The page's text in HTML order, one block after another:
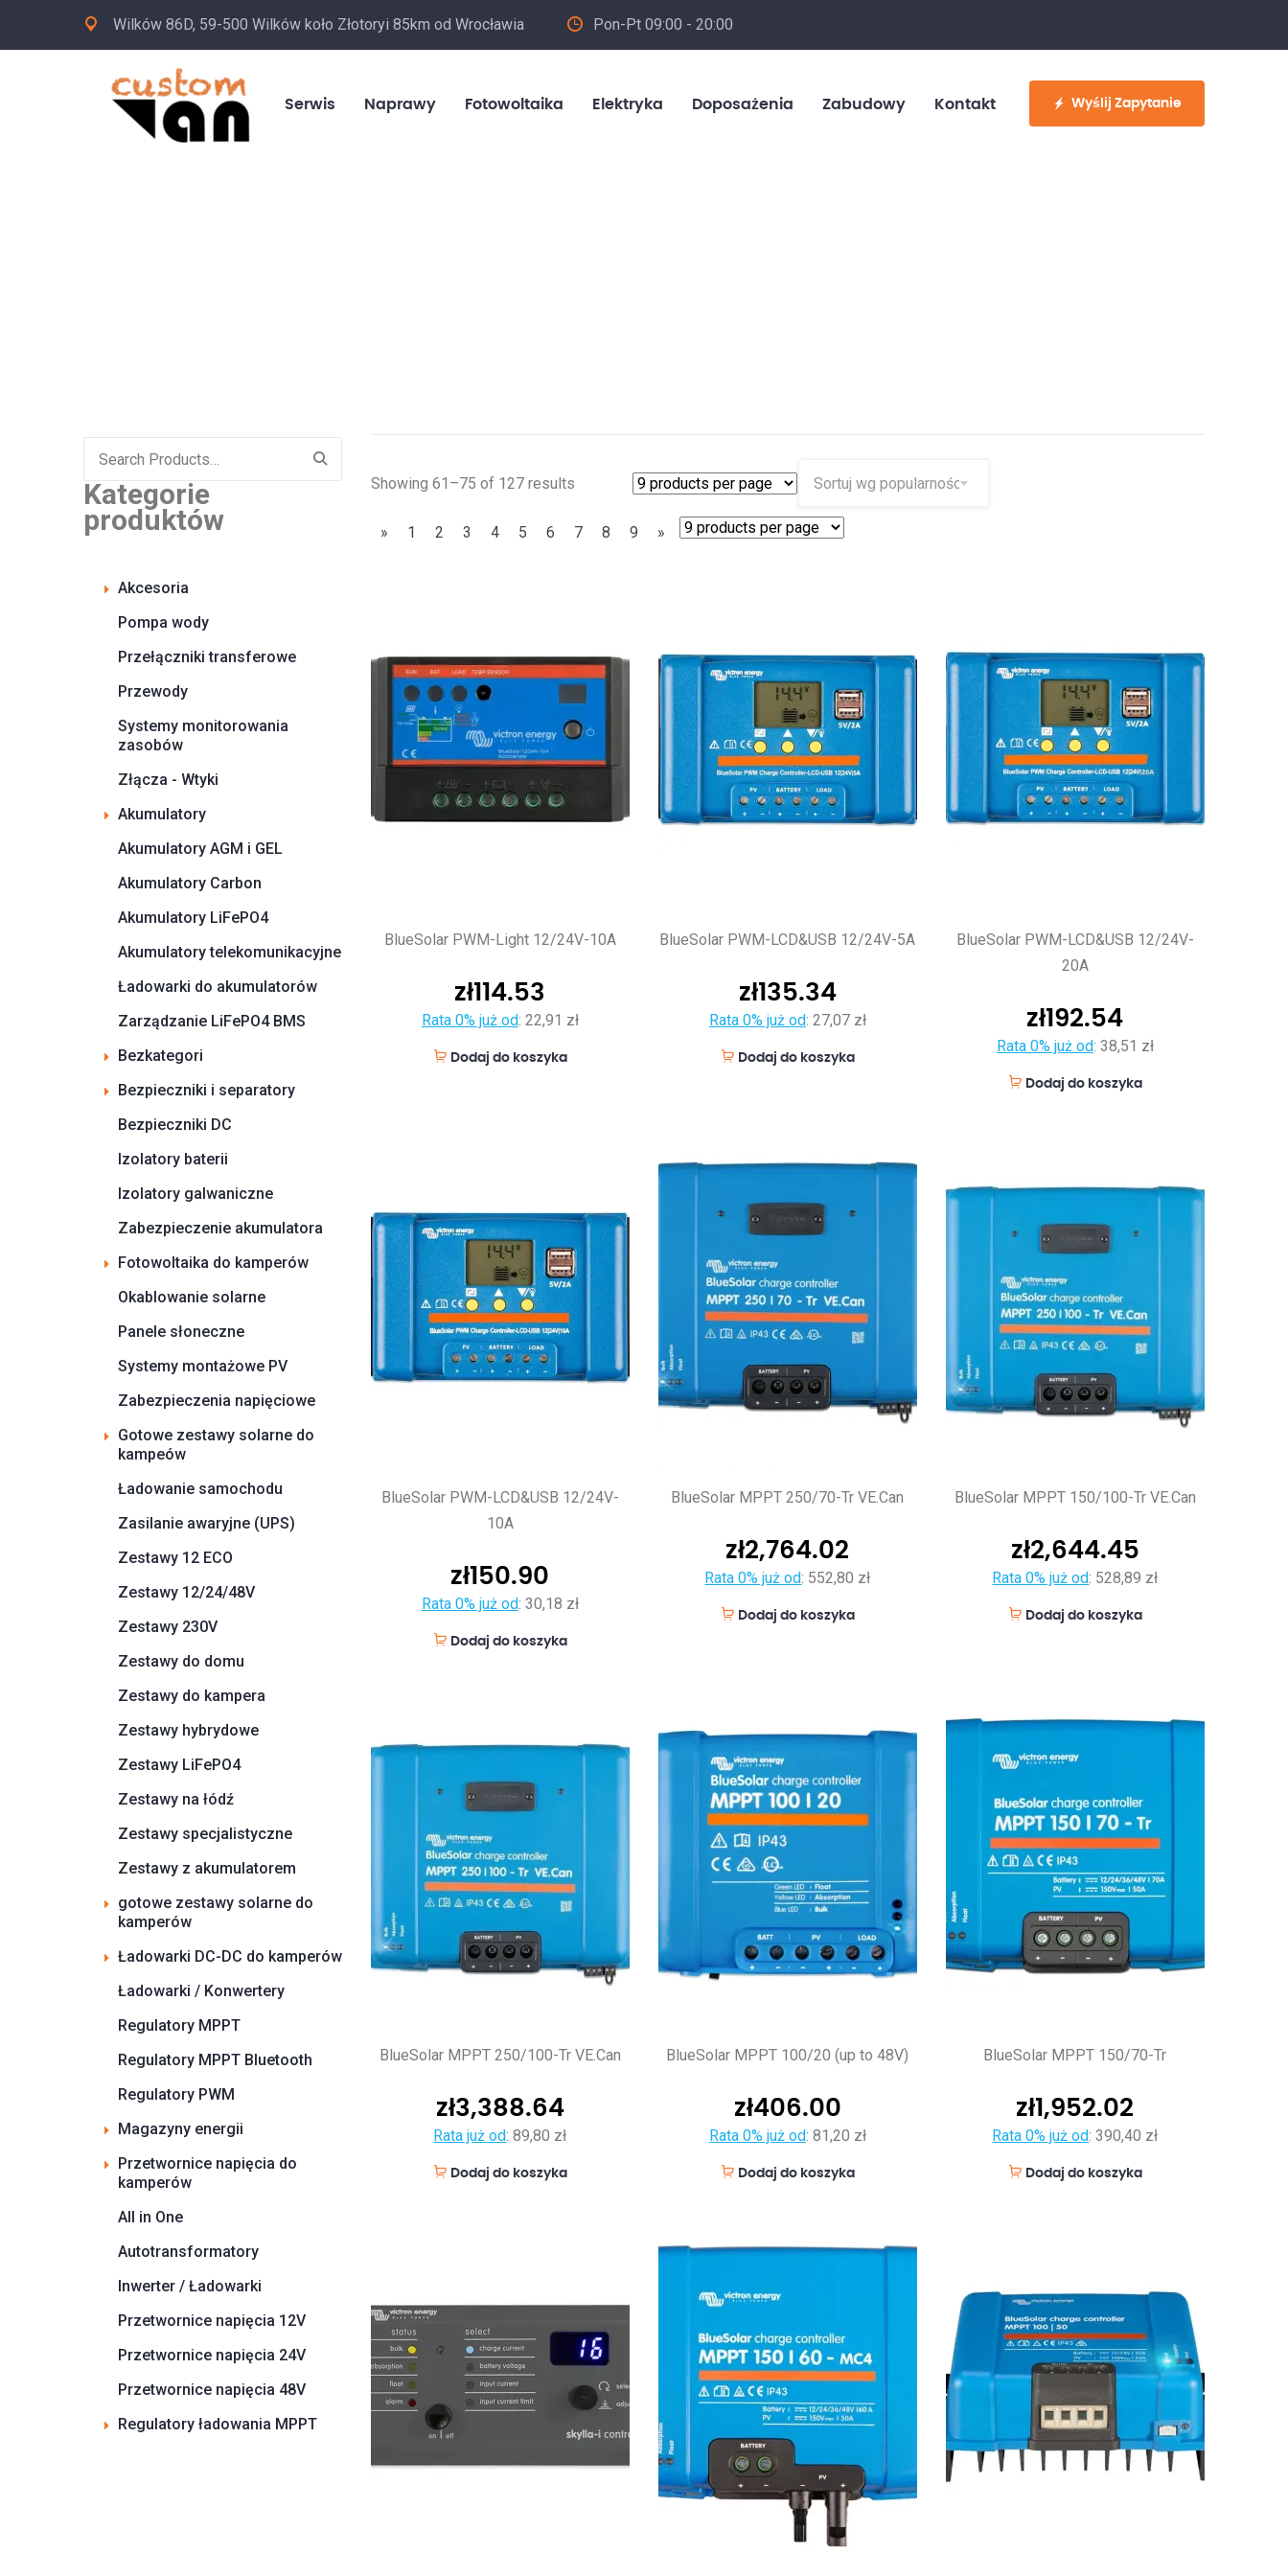
Wilków 86D, 59-500 Wilków koło Złotoryi 85km od Wrocławia Pon-Pt 09:00 - 20:00
530 886 214
Serwis Naprawy Fotowoltaika Elektryka Doposażenia Zabudowy Kontakt Wyślij Zapytanie
Search
Kategorie
produktów
Akcesoria
Pompa wody
Przełączniki transferowe
Przewody
Systemy monitorowania
zasobów
Złącza - Wtyki
Akumulatory
Akumulatory AGM i GEL
Akumulatory Carbon
Akumulatory LiFePO4
Akumulatory telekomunikacyjne
Ładowarki do akumulatorów
Zarządzanie LiFePO4 BMS
Bezkategori
Bezpieczniki i separatory
Bezpieczniki DC
Izolatory baterii
Izolatory galwaniczne
Zabezpieczenie akumulatora
Fotowoltaika do kamperów
Okablowanie solarne
Panele słoneczne
Systemy montażowe PV
Zabezpieczenia napięciowe
Gotowe zestawy solarne do
kampeów
Ładowanie samochodu
Zasilanie awaryjne (UPS)
Zestawy 12 ECO
Zestawy 12/24/48V
Zestawy 230V
Zestawy do domu
Zestawy do kampera
Zestawy hybrydowe
Zestawy LiFePO4
Zestawy na łódź
Zestawy specjalistyczne
Zestawy z akumulatorem
gotowe zestawy solarne do
kamperów
Ładowarki DC-DC do kamperów
Ładowarki / Konwertery
Regulatory MPPT
Regulatory MPPT Bluetooth
Regulatory PWM
Magazyny energii
Przetwornice napięcia do
kamperów
All in One
Autotransformatory
Inwerter / Ładowarki
Przetwornice napięcia 12V
Przetwornice napięcia 24V
Przetwornice napięcia 48V
Regulatory ładowania MPPT
Showing 61–75 of 127 results
» 1 2 3 4 5 6 7 8 9 »
BlueSolar PWM-Light 12/24V-10A
zł114.53
Rata 0% już od: 22,91 zł
Dodaj do koszyka
BlueSolar PWM-LCD&USB 12/24V-5A
zł135.34
Rata 0% już od: 27,07 zł
Dodaj do koszyka
BlueSolar PWM-LCD&USB 12/24V-
20A
zł192.54
Rata 0% już od: 38,51 zł
Dodaj do koszyka
BlueSolar PWM-LCD&USB 12/24V-
10A
zł150.90
Rata 0% już od: 30,18 zł
Dodaj do koszyka
BlueSolar MPPT 250/70-Tr VE.Can
zł2,764.02
Rata 0% już od: 552,80 zł
Dodaj do koszyka
BlueSolar MPPT 150/100-Tr VE.Can
zł2,644.45
Rata 0% już od: 528,89 zł
Dodaj do koszyka
BlueSolar MPPT 250/100-Tr VE.Can
zł3,388.64
Rata już od:89,80 zł
Dodaj do koszyka
BlueSolar MPPT 100/20 (up to 48V)
zł406.00
Rata 0% już od: 81,20 zł
Dodaj do koszyka
BlueSolar MPPT 150/70-Tr
zł1,952.02
Rata 0% już od:390,40 zł
Dodaj do koszyka